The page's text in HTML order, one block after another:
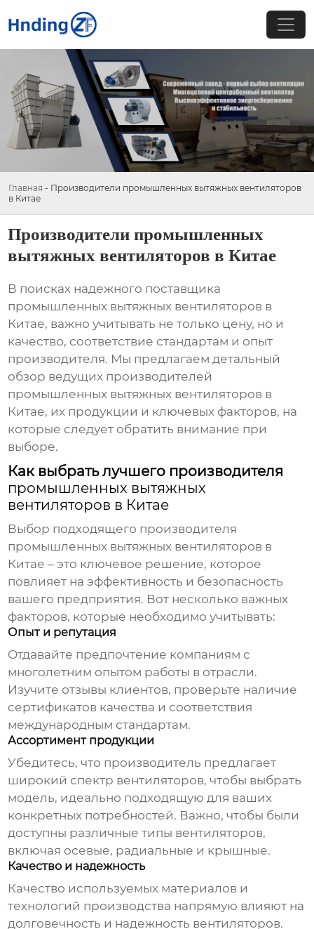
Главная - Производители промышленных вытяжных вентиляторов
в Китае
Производители промышленных
вытяжных вентиляторов в Китае
В поисках надежного поставщика
промышленных вытяжных вентиляторов в
Китае, важно учитывать не только цену, но и
качество, соответствие стандартам и опыт
производителя. Мы предлагаем детальный
обзор ведущих производителей
промышленных вытяжных вентиляторов в
Китае, их продукции и ключевых факторов, на
которые следует обратить внимание при
выборе.
Как выбрать лучшего производителя
промышленных вытяжных
вентиляторов в Китае
Выбор подходящего производителя
промышленных вытяжных вентиляторов в
Китае – это ключевое решение, которое
повлияет на эффективность и безопасность
вашего предприятия. Вот несколько важных
факторов, которые необходимо учитывать:
Опыт и репутация
Отдавайте предпочтение компаниям с
многолетним опытом работы в отрасли.
Изучите отзывы клиентов, проверьте наличие
сертификатов качества и соответствия
международным стандартам.
Ассортимент продукции
Убедитесь, что производитель предлагает
широкий спектр вентиляторов, чтобы выбрать
модель, идеально подходящую для ваших
конкретных потребностей. Важно, чтобы были
доступны различные типы вентиляторов,
включая осевые, радиальные и крышные.
Качество и надежность
Качество используемых материалов и
технологий производства напрямую влияют на
долговечность и надежность вентиляторов.